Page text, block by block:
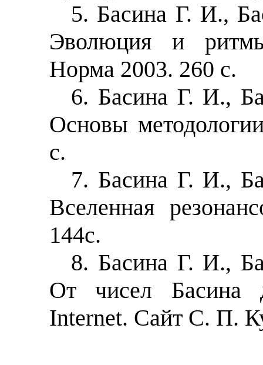
5. Басина Г. И.,
Эволюция и
Норма 2003. 260 с.
6. Басина Г. И.,
Основы
с.
7. Басина Г. И.,
Вселенная
144с.
8. Басина Г. И.,
От чисел Басина
Internet. Сайт С. П.